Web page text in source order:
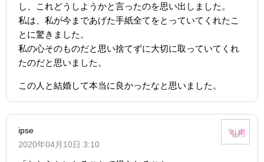
し、これどうしようかと言ったのを思い出しました。
私は、私が今まであげた手紙全てをとっていてくれたこ
とに驚きました。
私の心そのものだと思い捨てずに大切に取っていてくれ
たのだと思いました。
この人と結婚して本当に良かったなと思いました。
ipse
2020年04月10日 3:10
引用